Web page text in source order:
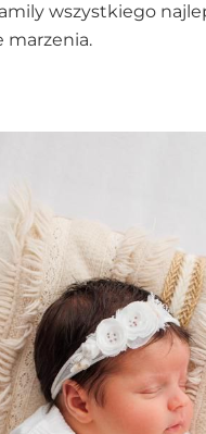
wszystkiego
marzenia.